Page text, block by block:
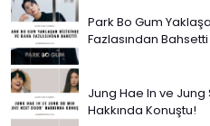
Park Bo Gum
Fazlasından Bahsetti
Jung Hae In ve Jung
Hakkında Konuştu!